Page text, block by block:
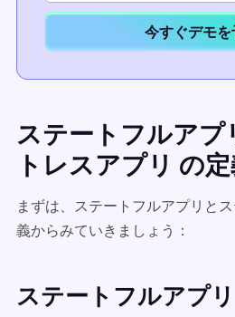
今すぐデモを
ステートフルアプ
トレスアプリ の
まずは、ステートフルアプリと
義からみていきましょう：
ステートフルアプリ